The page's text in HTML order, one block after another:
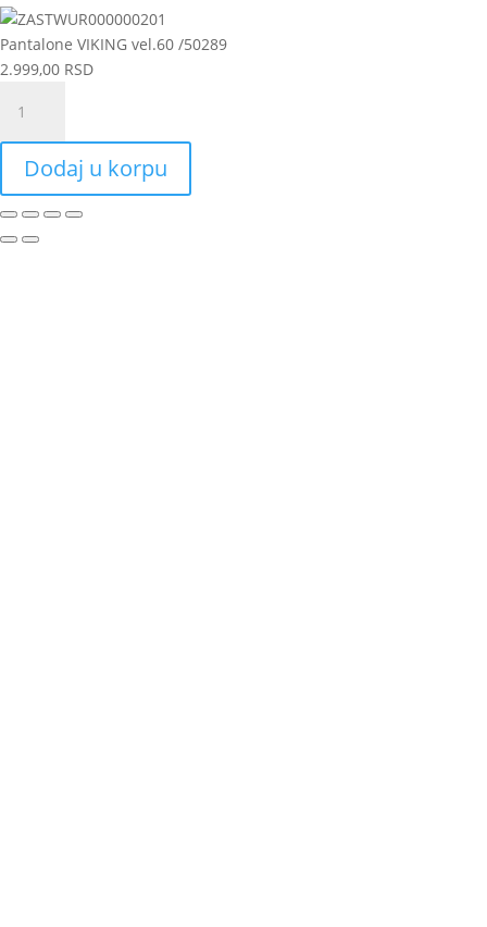
Pantalone VIKING vel.60 /50289
2.999,00 RSD
VIKING
vel.60
/50289
količina
Dodaj u korpu